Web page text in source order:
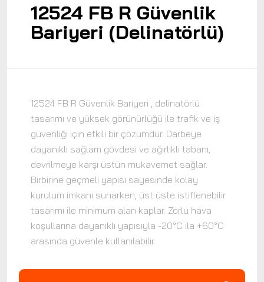
12524 FB R Güvenlik
Bariyeri (Delinatörlü)
12524 FB R Güvenlik Bariyeri , delinatörlü
tasarımı ve yüksek görünürlüğü ile trafik ve iş
güvenliği için etkili bir çözümdür. Darbeye
dayanıklı sağlam gövdesi ve ağırlıklı tabanı,
devrilmeye karşı üstün mukavemet sağlar.
Birbirine geçmeli yapısı sayesinde kolay
kurulum imkanı sunarken, üst üste istiflenebilir
tasarımı ile minimum alan kaplar. Zorlu hava
koşullarına dayanıklı yapısıyla -20°C ila +60°C
arasında güvenle kullanılabilir.